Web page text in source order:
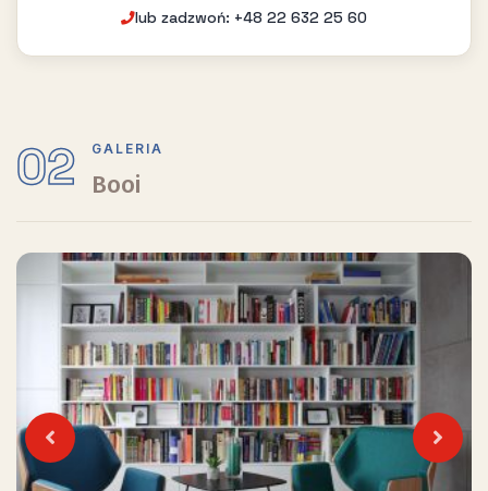
lub zadzwoń: +48 22 632 25 60
02 GALERIA
Booi
Previous Next